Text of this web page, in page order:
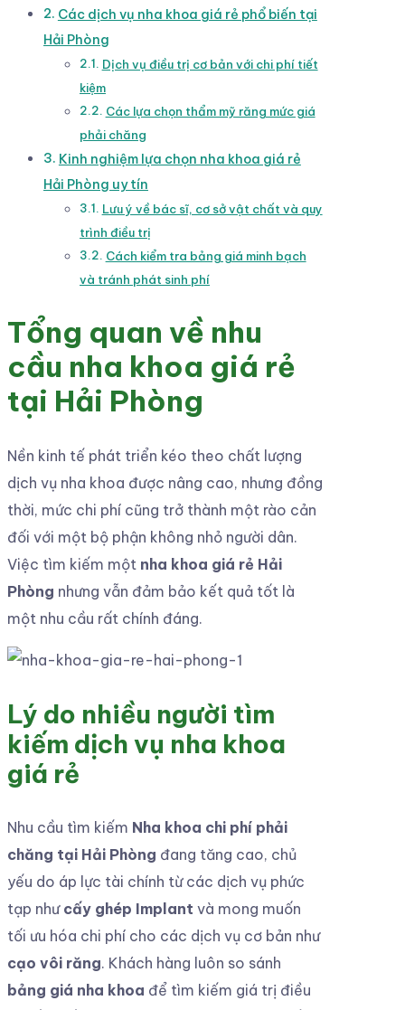
Các dịch vụ nha khoa giá rẻ phổ biến tại
Hải Phòng
Dịch vụ điều trị cơ bản với chi phí tiết
kiệm
Các lựa chọn thẩm mỹ răng mức giá
phải chăng
Kinh nghiệm lựa chọn nha khoa giá rẻ
Hải Phòng uy tín
Lưu ý về bác sĩ, cơ sở vật chất và quy
trình điều trị
Cách kiểm tra bảng giá minh bạch
và tránh phát sinh phí
Tổng quan về nhu
cầu nha khoa giá rẻ
tại Hải Phòng
Nền kinh tế phát triển kéo theo chất lượng
dịch vụ nha khoa được nâng cao, nhưng đồng
thời, mức chi phí cũng trở thành một rào cản
đối với một bộ phận không nhỏ người dân.
Việc tìm kiếm một nha khoa giá rẻ Hải
Phòng nhưng vẫn đảm bảo kết quả tốt là
một nhu cầu rất chính đáng.
Lý do nhiều người tìm
kiếm dịch vụ nha khoa
giá rẻ
Nhu cầu tìm kiếm Nha khoa chi phí phải
chăng tại Hải Phòng đang tăng cao, chủ
yếu do áp lực tài chính từ các dịch vụ phức
tạp như cấy ghép Implant và mong muốn
tối ưu hóa chi phí cho các dịch vụ cơ bản như
cạo vôi răng. Khách hàng luôn so sánh
bảng giá nha khoa để tìm kiếm giá trị điều